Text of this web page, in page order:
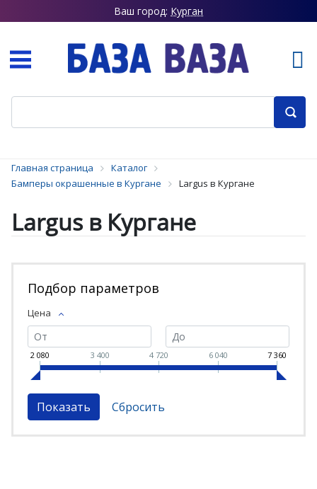
Ваш город: Курган
Главная страница
Каталог
Бамперы окрашенные в Кургане
Largus в Кургане
Largus в Кургане
Подбор параметров
Цена
2 080 3 400 4 720 6 040 7 360